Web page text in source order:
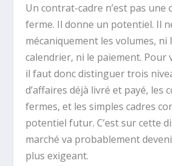
Un contrat-cadre n’est pas une
ferme. Il donne un potentiel. Il
mécaniquement les volumes, ni
calendrier, ni le paiement. Pour
il faut donc distinguer trois
d’affaires déjà livré et payé, les
fermes, et les simples cadres
potentiel futur. C’est sur cette
marché va probablement
plus exigeant.